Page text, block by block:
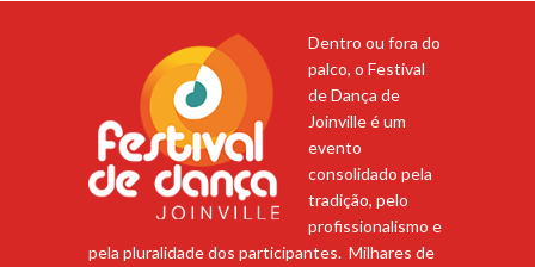
Dentro ou fora do
palco, o Festival
de Dança de
Joinville é um
evento
consolidado pela
tradição, pelo
profissionalismo e
pela pluralidade dos participantes. Milhares de